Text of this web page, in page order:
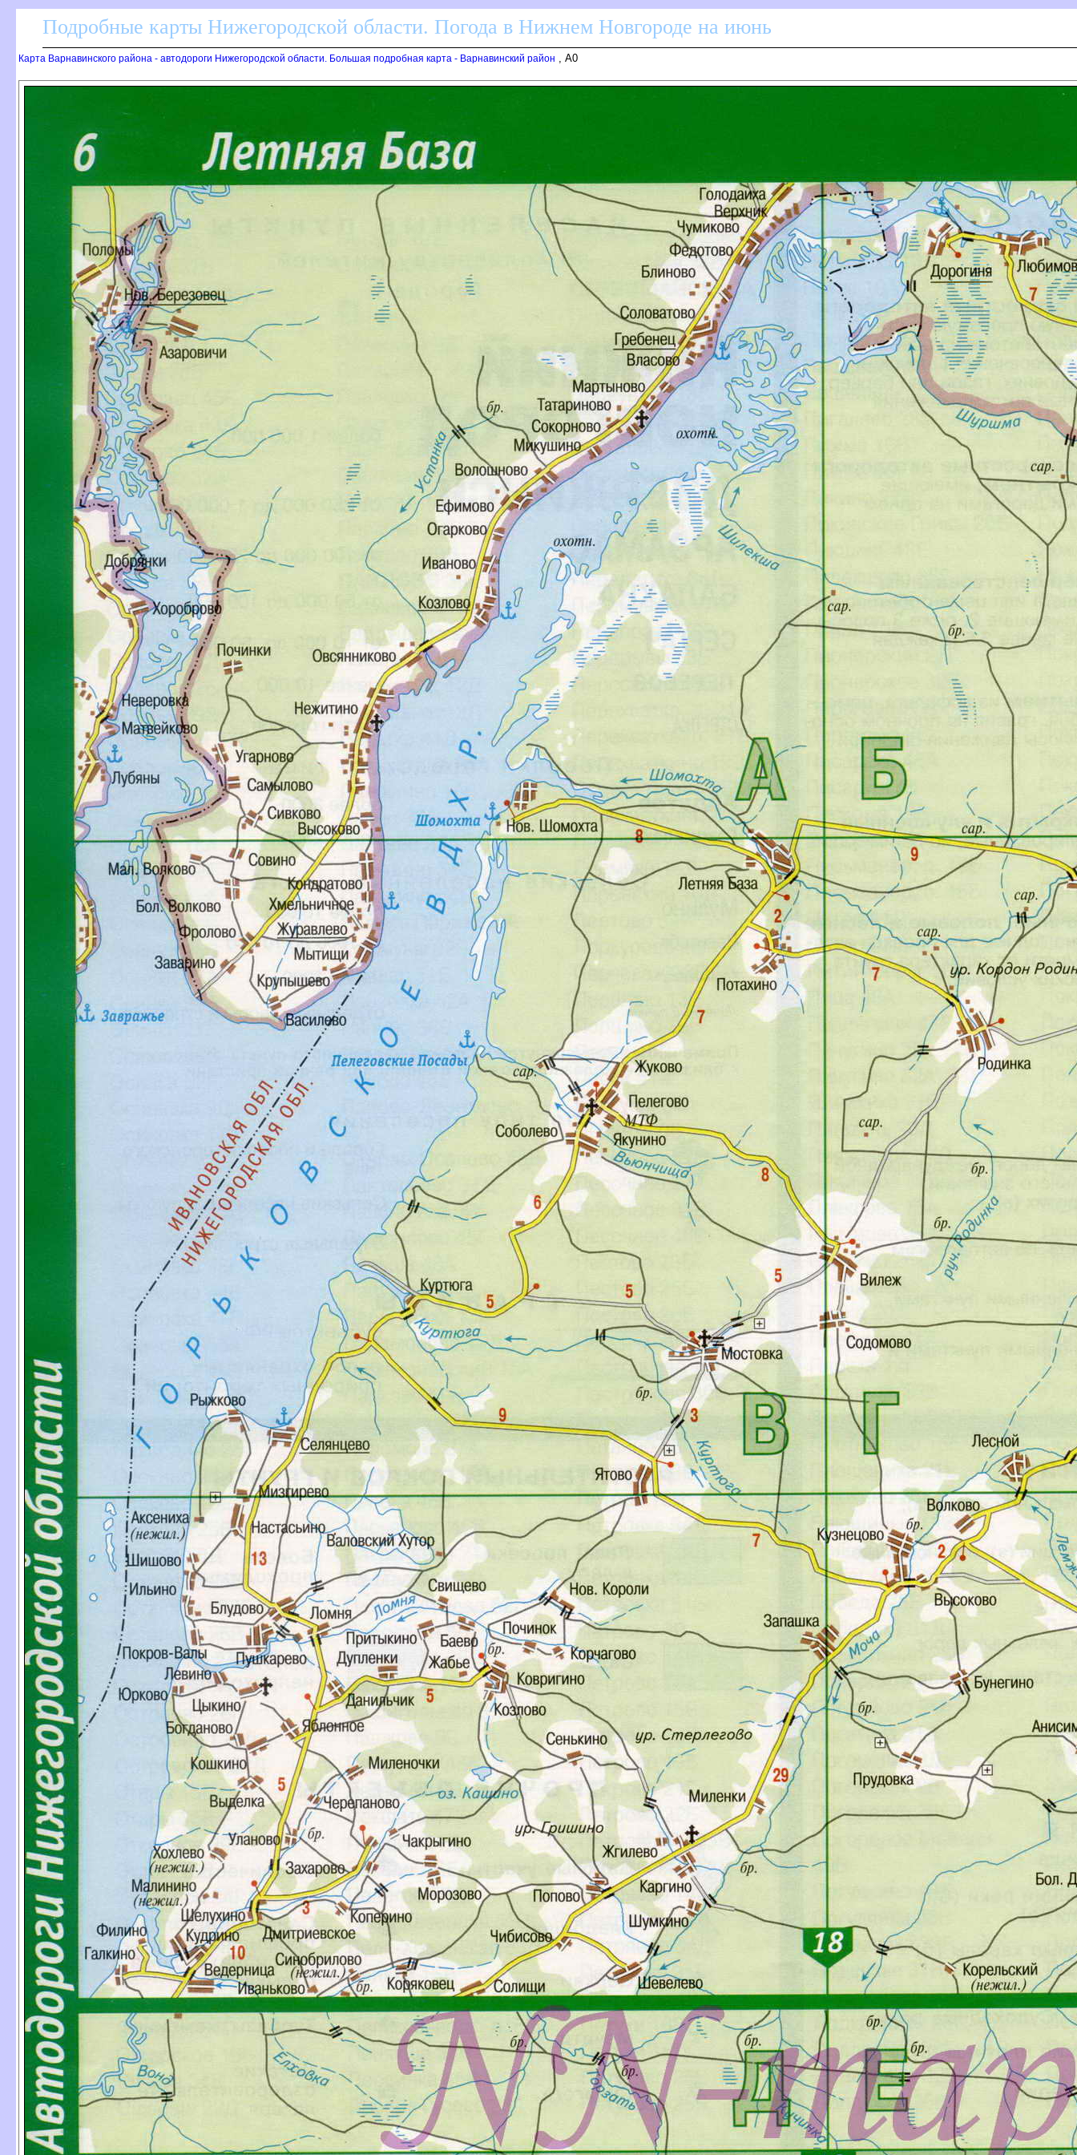
Подробные карты Нижегородской области. Погода в Нижнем Новгороде на июнь
Карта Варнавинского района - автодороги Нижегородской области. Большая подробная карта - Варнавинский район , A0